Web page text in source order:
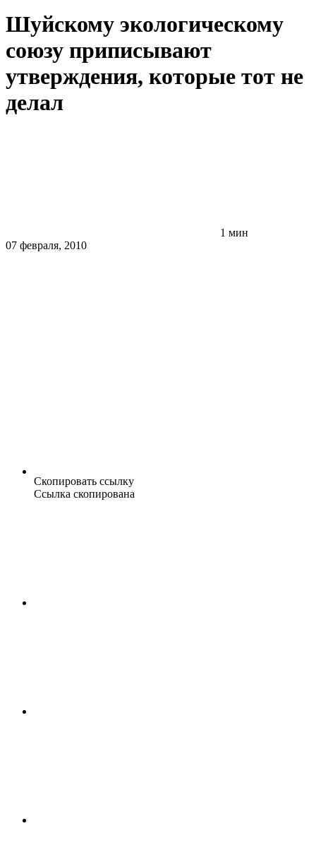
Шуйскому экологическому
союзу приписывают
утверждения, которые тот не
делал
1 мин
07 февраля, 2010
Скопировать ссылку
Ссылка скопирована